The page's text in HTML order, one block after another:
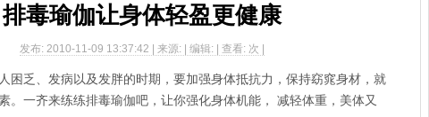
排毒瑜伽让身体轻盈更健康
发布: 2010-11-09 13:37:42 | 来源: | 编辑: | 查看: 次 |
困乏、发病以及发胖的时期，要加强身体抵抗力，保持窈窕身材，就
。一齐来练练排毒瑜伽吧，让你强化身体机能， 减轻体重，美体又